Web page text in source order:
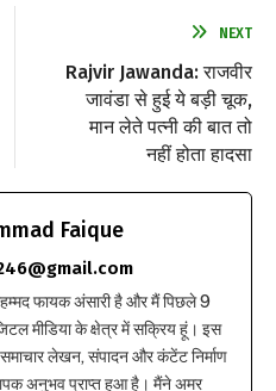
NEXT
Rajvir Jawanda: राजवीर
जावंडा से हुई ये बड़ी चूक,
मान लेते पत्नी की बात तो
नहीं होता हादसा
Faique
फायक अंसारी है और मैं पिछले 9
मीडिया के क्षेत्र में सक्रिय हूं। इस
समाचार लेखन, संपादन और कंटेंट निर्माण
अनुभव प्राप्त हुआ है। मैंने अमर